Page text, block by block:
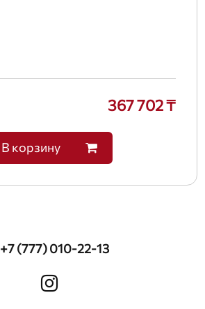
367 702 ₸
В корзину
+7 (777) 010-22-13